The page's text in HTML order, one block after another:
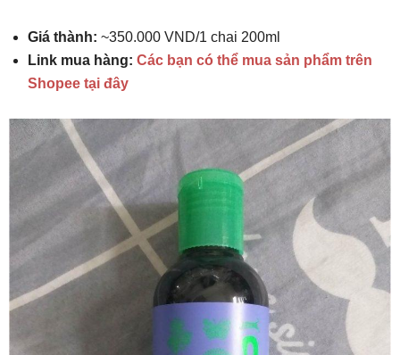
Giá thành: ~350.000 VND/1 chai 200ml
Link mua hàng: Các bạn có thể mua sản phẩm trên
Shopee tại đây